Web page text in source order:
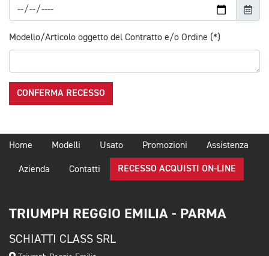
Modello/Articolo oggetto del Contratto e/o Ordine (*)
CONFERMA RECESSO
Home Modelli Usato Promozioni Assistenza
Azienda Contatti RECESSO ACQUISTI ON-LINE
TRIUMPH REGGIO EMILIA - PARMA
SCHIATTI CLASS SRL